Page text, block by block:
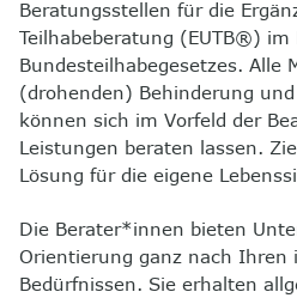
Beratungsstellen für die
Teilhabeberatung (EUTB®) im
Bundesteilhabegesetzes. Alle
(drohenden) Behinderung
können sich im Vorfeld der
Leistungen beraten lassen.
Lösung für die eigene
Die Berater*innen bieten
Orientierung ganz nach Ihren
Bedürfnissen. Sie erhalten